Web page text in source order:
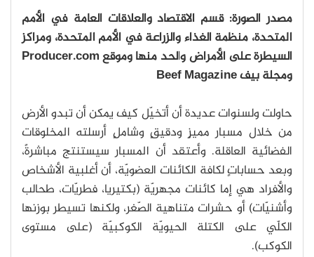
مصدر الصورة: قسم الاقتصاد والعلاقات العامة في الأمم
المتحدة، منظمة الغذاء والزراعة في الأمم المتحدة، ومراكز
السيطرة على الأمراض والحد منها وموقع Producer.com
ومجلة بيف Beef Magazine
حاولت ولسنوات عديدة أن أتخيّل كيف يمكن أن تبدو الأرض
من خلال مسبار مميزٍ ودقيقٍ وشاملٍ أرسلته المخلوقات
الفضائية العاقلة. وأعتقد أن المسبار سيستنتج مباشرةً،
وبعد حساباتٍ لكافة الكائنات العضويّة، أن أغلبية الأشخاص
والأفراد هي إما كائنات مجهريّة (بكتيريا، فطريّات، طحالب
وأشنيّات) أو حشرات متناهية الصّغر، ولكنها تسيطر بوزنها
الكلّي على الكتلة الحيويّة الكوكبيّة (على مستوى
الكوكب).